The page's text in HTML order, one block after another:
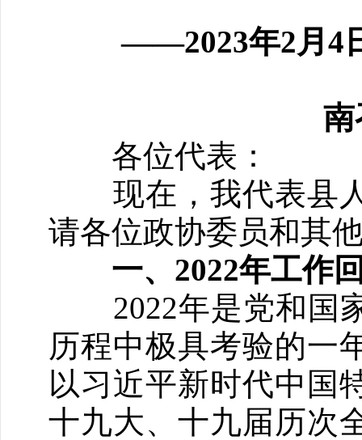
——2023年2月4
南
各位代表：
现在，我代表县人
请各位政协委员和其
一、2022年工作
2022年是党和国家
历程中极具考验的一
以习近平新时代中国
十九大、十九届历次